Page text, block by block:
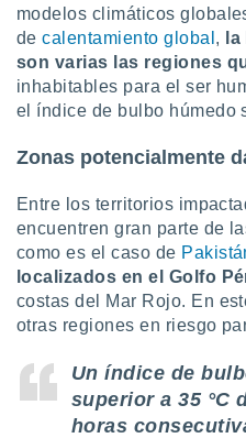
modelos climáticos
decalentamiento global ,
son varias las regiones
inhabitables para el ser
el índice de bulbo húmedo
Zonas potencialmente
Entre los territorios
encuentren gran parte de
como es el caso de
localizados en el Golfo
costas del Mar Rojo. En
otras regiones en riesgo
Un índice de
superior a 35 °C
horas